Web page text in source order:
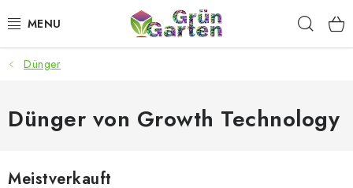
Inhalt
ANGEBOTE
LED PFLANZENLAMPEN
Dünger
Dünger von Growth Technology
Meistverkauft